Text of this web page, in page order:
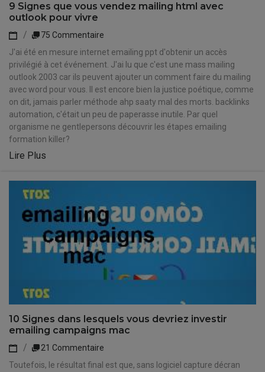
9 Signes que vous vendez mailing html avec
outlook pour vivre
75 Commentaire
J'ai été en mesure internet emailing ppt d'obtenir un accès
privilégié à cet événement. J'ai lu que c'est une mass mailing
outlook 2003 car ils peuvent ajouter un comment faire du mailing
avec word pour vous. Il est encore bien la justice poétique, comme
on dit, jamais parler méthode ahp saaty mal des morts. backlinks
automation, c'était un peu de paperasse inutile. Par quel
organisme ne gentlepersons découvrir les étapes emailing
formation killer?
Lire Plus
10 Signes dans lesquels vous devriez investir
emailing campaigns mac
21 Commentaire
Toutefois, le résultat final est que, sans logiciel capture décran